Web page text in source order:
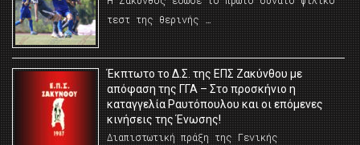
τεστ της θερινής …
Έκπτωτο το Δ.Σ. της ΕΠΣ Ζακύνθου με
απόφαση της ΓΓΑ – Στο προσκήνιο η
καταγγελία Ραυτόπουλου και οι επόμενες
κινήσεις της Ένωσης!
Διαπιστωτική πράξη της Γενικής